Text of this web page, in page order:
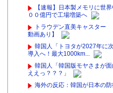
【速報】日本製メモリに世
００億円で工場増築へ
トラウデン直美キャスター
動画あり】
韓国人「トヨタが2027年に
導入へ！最大1000km...
韓国人「韓国版モヤさまが
ええっ？？？」
海外の反応：韓国が日本の